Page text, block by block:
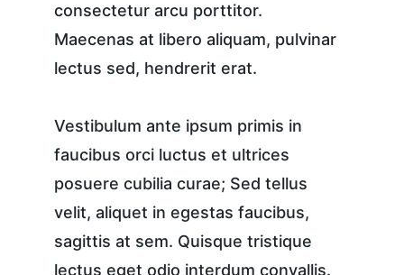
consectetur arcu porttitor.
Maecenas at libero aliquam, pulvinar
lectus sed, hendrerit erat.
Vestibulum ante ipsum primis in
faucibus orci luctus et ultrices
posuere cubilia curae; Sed tellus
velit, aliquet in egestas faucibus,
sagittis at sem. Quisque tristique
lectus eget odio interdum convallis.